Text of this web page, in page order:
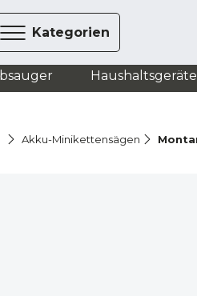
Kategorien
Haushaltsgeräte
Akku-Minikettensägen